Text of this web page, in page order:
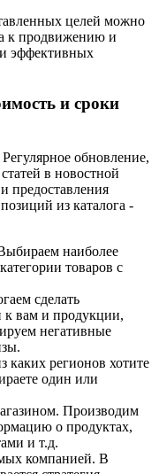
целей можно
к продвижению и
эффективных
и сроки
обновление,
в новостной
предоставления
из каталога -
наиболее
товаров с
сделать
к вам и продукции,
негативные
каких регионов хотите
один или
Производим
о продуктах,
и т.д.
компанией. В